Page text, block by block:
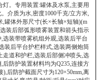
灯。专用装置:罐体及水泵,主要用
介质为水,密度1000千克/立方米,
,罐体外形尺寸(长×长轴×短轴)(m
装后部弧形喷雾装置和箭头指示
,选装带喷雾机组外观,选装后平台
装后平台护栏样式,选装两侧炮筒
走道和护栏,选装后部侧冲喷头,选
,后防护装置材料均为Q235,连接方
),后防护截面尺寸为120×50mm,离